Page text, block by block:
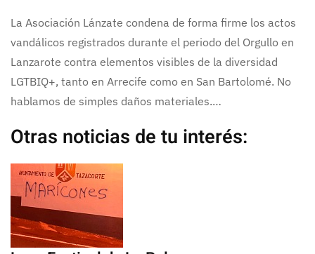
La Asociación Lánzate condena de forma firme los actos
vandálicos registrados durante el periodo del Orgullo en
Lanzarote contra elementos visibles de la diversidad
LGTBIQ+, tanto en Arrecife como en San Bartolomé. No
hablamos de simples daños materiales.…
Otras noticias de tu interés: